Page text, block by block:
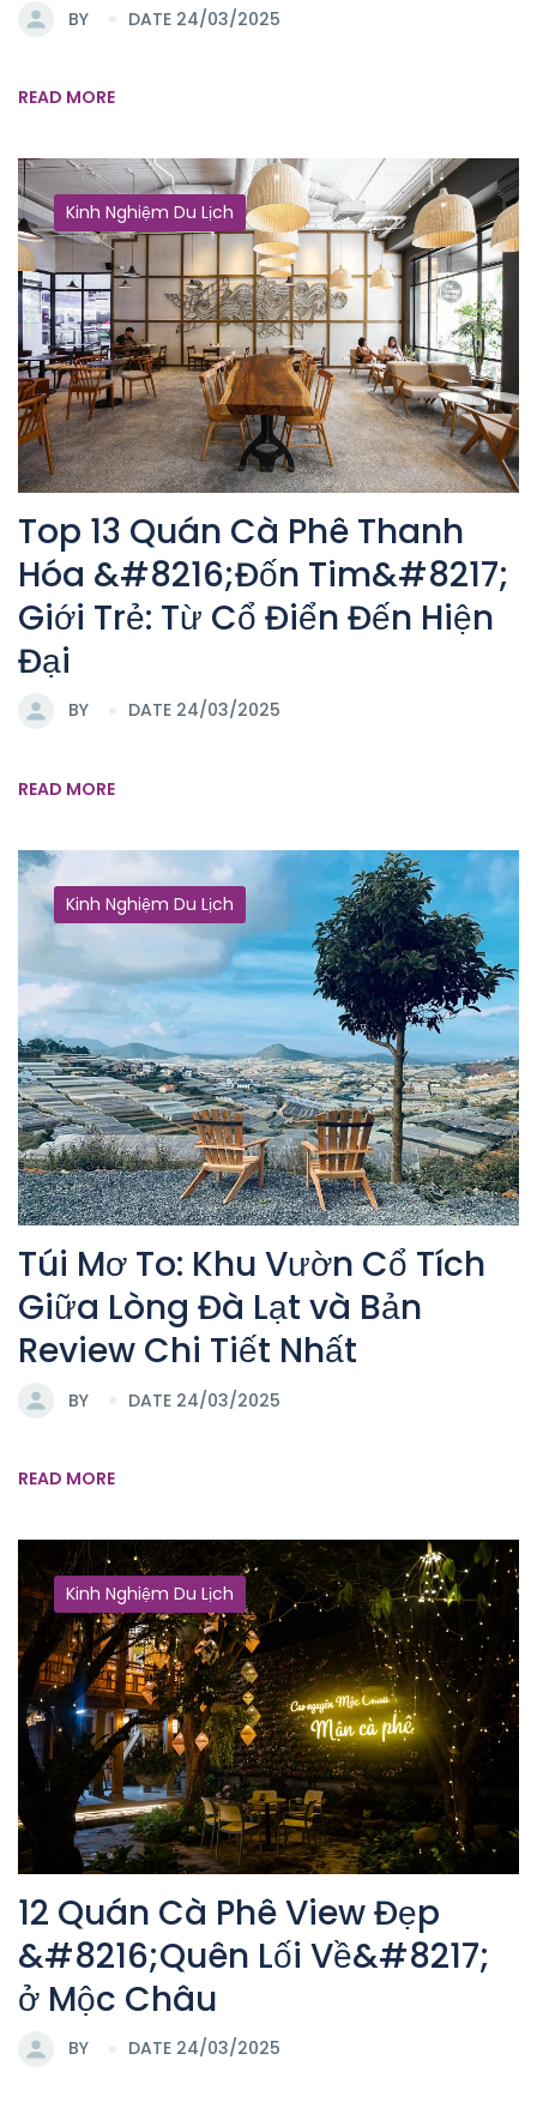
BY DATE 24/03/2025
READ MORE
Kinh Nghiệm Du Lịch
Top 13 Quán Cà Phê Thanh
Hóa &#8216;Đốn Tim&#8217;
Giới Trẻ: Từ Cổ Điển Đến Hiện
Đại
BY DATE 24/03/2025
READ MORE
Kinh Nghiệm Du Lịch
Túi Mơ To: Khu Vườn Cổ Tích
Giữa Lòng Đà Lạt và Bản
Review Chi Tiết Nhất
BY DATE 24/03/2025
READ MORE
Kinh Nghiệm Du Lịch
12 Quán Cà Phê View Đẹp
&#8216;Quên Lối Về&#8217;
ở Mộc Châu
BY DATE 24/03/2025